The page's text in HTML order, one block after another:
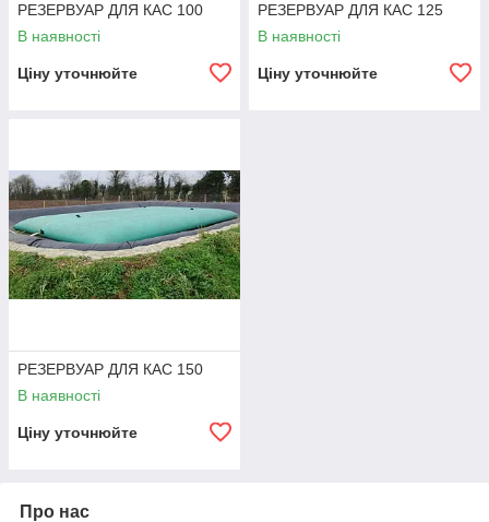
РЕЗЕРВУАР ДЛЯ КАС 100
В наявності
Ціну уточнюйте
РЕЗЕРВУАР ДЛЯ КАС 125
В наявності
Ціну уточнюйте
РЕЗЕРВУАР ДЛЯ КАС 150
В наявності
Ціну уточнюйте
Про нас